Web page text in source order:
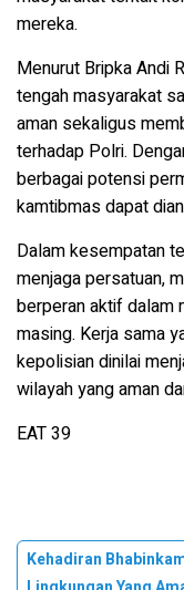
mereka.
Menurut Bripka Andi
tengah masyarakat
aman sekaligus
terhadap Polri.
berbagai potensi
kamtibmas dapat
Dalam kesempatan
menjaga persatuan,
berperan aktif dalam
masing. Kerja sama
kepolisian dinilai
wilayah yang aman
EAT 39
Kehadiran